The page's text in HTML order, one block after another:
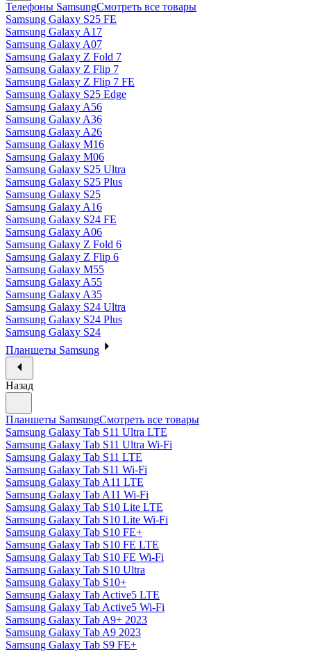
Телефоны SamsungСмотреть все товары
Samsung Galaxy S25 FE
Samsung Galaxy A17
Samsung Galaxy A07
Samsung Galaxy Z Fold 7
Samsung Galaxy Z Flip 7
Samsung Galaxy Z Flip 7 FE
Samsung Galaxy S25 Edge
Samsung Galaxy A56
Samsung Galaxy A36
Samsung Galaxy A26
Samsung Galaxy M16
Samsung Galaxy M06
Samsung Galaxy S25 Ultra
Samsung Galaxy S25 Plus
Samsung Galaxy S25
Samsung Galaxy A16
Samsung Galaxy S24 FE
Samsung Galaxy A06
Samsung Galaxy Z Fold 6
Samsung Galaxy Z Flip 6
Samsung Galaxy M55
Samsung Galaxy A55
Samsung Galaxy A35
Samsung Galaxy S24 Ultra
Samsung Galaxy S24 Plus
Samsung Galaxy S24
Планшеты Samsung
Назад
Планшеты SamsungСмотреть все товары
Samsung Galaxy Tab S11 Ultra LTE
Samsung Galaxy Tab S11 Ultra Wi-Fi
Samsung Galaxy Tab S11 LTE
Samsung Galaxy Tab S11 Wi-Fi
Samsung Galaxy Tab A11 LTE
Samsung Galaxy Tab A11 Wi-Fi
Samsung Galaxy Tab S10 Lite LTE
Samsung Galaxy Tab S10 Lite Wi-Fi
Samsung Galaxy Tab S10 FE+
Samsung Galaxy Tab S10 FE LTE
Samsung Galaxy Tab S10 FE Wi-Fi
Samsung Galaxy Tab S10 Ultra
Samsung Galaxy Tab S10+
Samsung Galaxy Tab Active5 LTE
Samsung Galaxy Tab Active5 Wi-Fi
Samsung Galaxy Tab A9+ 2023
Samsung Galaxy Tab A9 2023
Samsung Galaxy Tab S9 FE+